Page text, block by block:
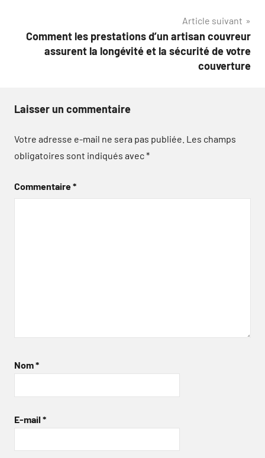
Article suivant
Comment les prestations d’un artisan couvreur
assurent la longévité et la sécurité de votre
couverture
Laisser un commentaire
Votre adresse e-mail ne sera pas publiée. Les champs
obligatoires sont indiqués avec*
Commentaire*
Nom*
E-mail *